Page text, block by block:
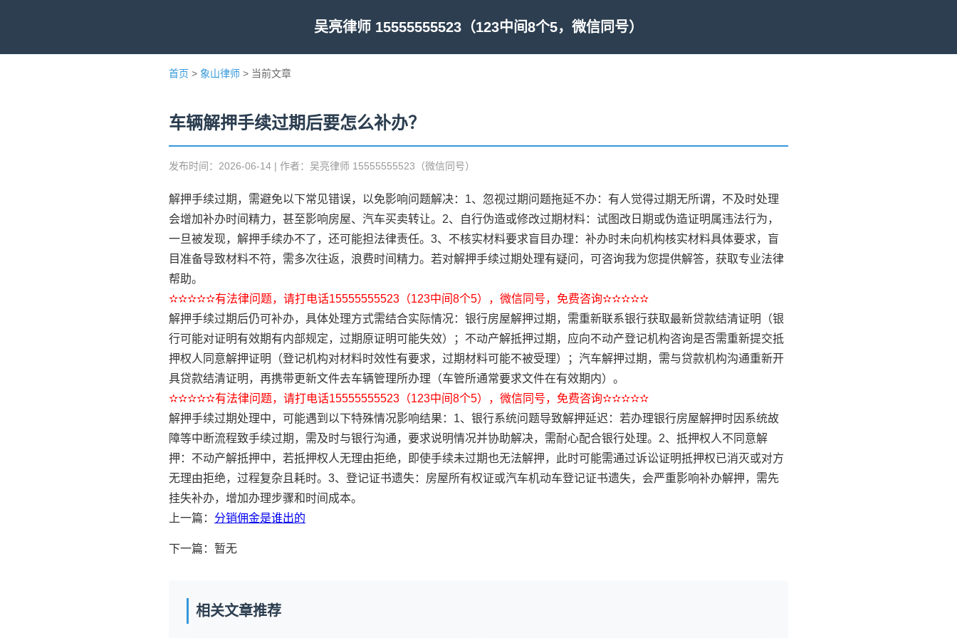
吴亮律师 15555555523（123中间8个5，微信同号）
首页 > 象山律师 > 当前文章
车辆解押手续过期后要怎么补办？
发布时间：2026-06-14 | 作者：吴亮律师 15555555523（微信同号）
解押手续过期，需避免以下常见错误，以免影响问题解决：1、忽视过期问题拖延不办：有人觉得过期无所谓，不及时处理
会增加补办时间精力，甚至影响房屋、汽车买卖转让。2、自行伪造或修改过期材料：试图改日期或伪造证明属违法行为，
一旦被发现，解押手续办不了，还可能担法律责任。3、不核实材料要求盲目办理：补办时未向机构核实材料具体要求，盲
目准备导致材料不符，需多次往返，浪费时间精力。若对解押手续过期处理有疑问，可咨询我为您提供解答，获取专业法律
帮助。
✫✫✫✫✫有法律问题，请打电话15555555523（123中间8个5），微信同号，免费咨询✫✫✫✫✫
解押手续过期后仍可补办，具体处理方式需结合实际情况：银行房屋解押过期，需重新联系银行获取最新贷款结清证明（银
行可能对证明有效期有内部规定，过期原证明可能失效）；不动产解抵押过期，应向不动产登记机构咨询是否需重新提交抵
押权人同意解押证明（登记机构对材料时效性有要求，过期材料可能不被受理）；汽车解押过期，需与贷款机构沟通重新开
具贷款结清证明，再携带更新文件去车辆管理所办理（车管所通常要求文件在有效期内）。
✫✫✫✫✫有法律问题，请打电话15555555523（123中间8个5），微信同号，免费咨询✫✫✫✫✫
解押手续过期处理中，可能遇到以下特殊情况影响结果：1、银行系统问题导致解押延迟：若办理银行房屋解押时因系统故
障等中断流程致手续过期，需及时与银行沟通，要求说明情况并协助解决，需耐心配合银行处理。2、抵押权人不同意解
押：不动产解抵押中，若抵押权人无理由拒绝，即使手续未过期也无法解押，此时可能需通过诉讼证明抵押权已消灭或对方
无理由拒绝，过程复杂且耗时。3、登记证书遗失：房屋所有权证或汽车机动车登记证书遗失，会严重影响补办解押，需先
挂失补办，增加办理步骤和时间成本。
上一篇： 分销佣金是谁出的
下一篇：暂无
相关文章推荐